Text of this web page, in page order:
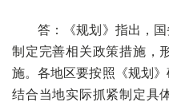
答：《规划》指出，国
制定完善相关政策措施，
施。各地区要按照《规划
结合当地实际抓紧制定具